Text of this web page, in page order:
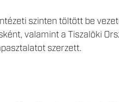
szinten töltött be
valamint a Tiszalöki
szerzett.